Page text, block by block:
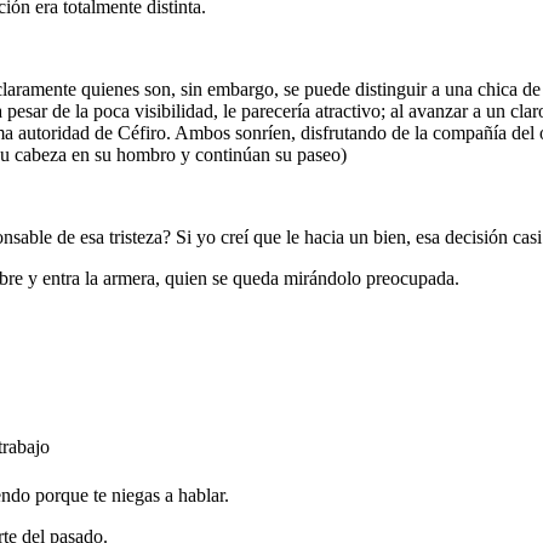
era totalmente distinta.
quienes son, sin embargo, se puede distinguir a una chica
de la poca visibilidad, le parecería atractivo; al avanzar a un
de Céfiro. Ambos sonríen, disfrutando de la compañía
cabeza en su hombro y continúan su paseo)
de esa tristeza? Si yo creí que le hacia un bien, esa decisión
y entra la armera, quien se queda mirándolo preocupada.
porque te niegas a hablar.
del pasado.